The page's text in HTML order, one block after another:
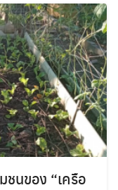
นของ “เครือ